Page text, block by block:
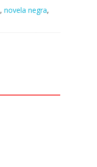
, novela negra,